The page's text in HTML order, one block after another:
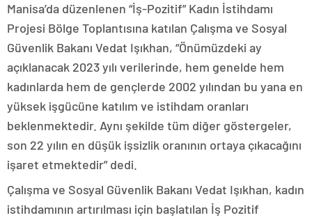
Manisa’da düzenlenen “İş-Pozitif” Kadın İstihdamı
Projesi Bölge Toplantısına katılan Çalışma ve Sosyal
Güvenlik Bakanı Vedat Işıkhan, “Önümüzdeki ay
açıklanacak 2023 yılı verilerinde, hem genelde hem
kadınlarda hem de gençlerde 2002 yılından bu yana en
yüksek işgücüne katılım ve istihdam oranları
beklenmektedir. Aynı şekilde tüm diğer göstergeler,
son 22 yılın en düşük işsizlik oranının ortaya çıkacağını
işaret etmektedir” dedi.
Çalışma ve Sosyal Güvenlik Bakanı Vedat Işıkhan, kadın
istihdamının artırılması için başlatılan İş Pozitif